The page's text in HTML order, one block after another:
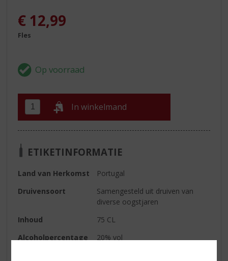
€ 12,99
Fles
In winkelmand
ETIKETINFORMATIE
Land van Herkomst
Portugal
Druivensoort
Samengesteld uit druiven van
diverse oogstjaren
Inhoud
75 CL
Alcoholpercentage
20% vol